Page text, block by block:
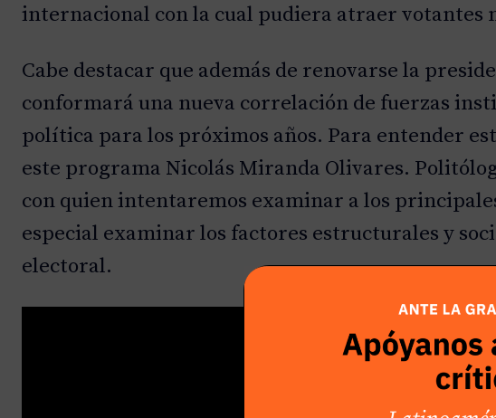
internacional con la cual pudiera atraer votantes
Cabe destacar que además de renovarse la
conformará una nueva correlación de fuerzas
política para los próximos años. Para entender
este programa Nicolás Miranda Olivares.
con quien intentaremos examinar a los
especial examinar los factores estructurales y
electoral.